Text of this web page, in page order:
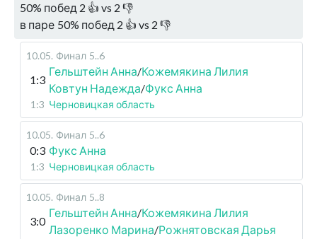
50% побед 2 👍 vs 2 👎
в паре 50% побед 2 👍 vs 2 👎
10.05. Финал 5..6
1:3
Гельштейн Анна/Кожемякина Лилия
Ковтун Надежда/Фукс Анна
1:3 Черновицкая область
10.05. Финал 5..6
0:3 Фукс Анна
1:3 Черновицкая область
10.05. Финал 5..8
3:0
Гельштейн Анна/Кожемякина Лилия
Лазоренко Марина/Рожнятовская Дарья